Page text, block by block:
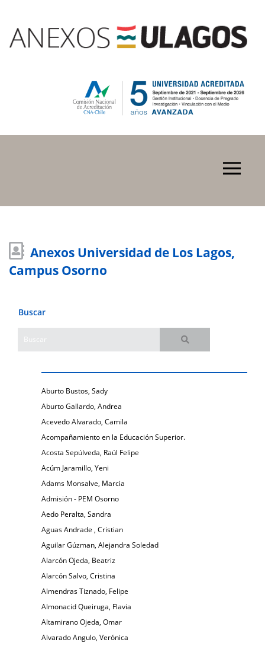
Anexos Universidad de Los Lagos,
Campus Osorno
Buscar
Aburto Bustos, Sady
Aburto Gallardo, Andrea
Acevedo Alvarado, Camila
Acompañamiento en la Educación Superior.
Acosta Sepúlveda, Raúl Felipe
Acúm Jaramillo, Yeni
Adams Monsalve, Marcia
Admisión - PEM Osorno
Aedo Peralta, Sandra
Aguas Andrade , Cristian
Aguilar Gúzman, Alejandra Soledad
Alarcón Ojeda, Beatriz
Alarcón Salvo, Cristina
Almendras Tiznado, Felipe
Almonacid Queiruga, Flavia
Altamirano Ojeda, Omar
Alvarado Angulo, Verónica